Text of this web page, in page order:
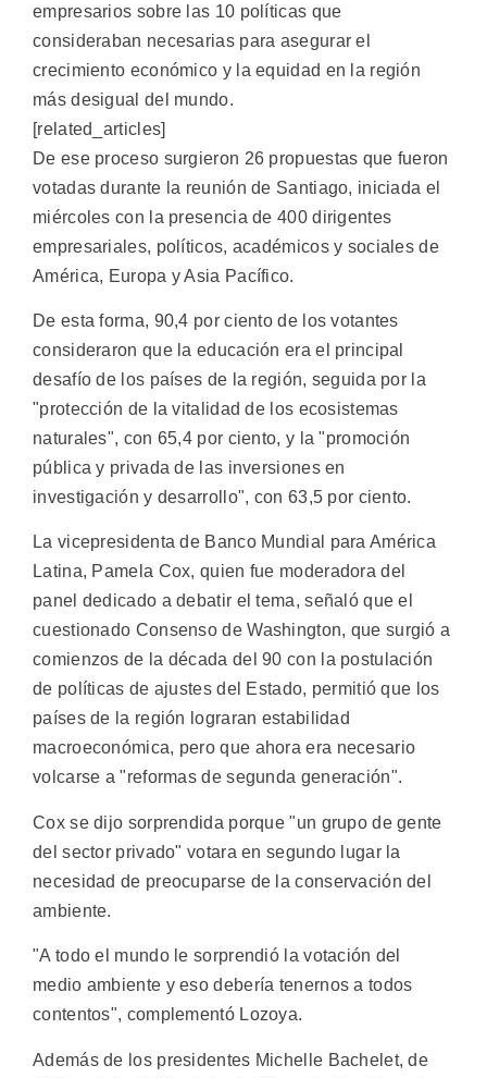
empresarios sobre las 10 políticas que
consideraban necesarias para asegurar el
crecimiento económico y la equidad en la región
más desigual del mundo.
[related_articles]
De ese proceso surgieron 26 propuestas que fueron
votadas durante la reunión de Santiago, iniciada el
miércoles con la presencia de 400 dirigentes
empresariales, políticos, académicos y sociales de
América, Europa y Asia Pacífico.
De esta forma, 90,4 por ciento de los votantes
consideraron que la educación era el principal
desafío de los países de la región, seguida por la
"protección de la vitalidad de los ecosistemas
naturales", con 65,4 por ciento, y la "promoción
pública y privada de las inversiones en
investigación y desarrollo", con 63,5 por ciento.
La vicepresidenta de Banco Mundial para América
Latina, Pamela Cox, quien fue moderadora del
panel dedicado a debatir el tema, señaló que el
cuestionado Consenso de Washington, que surgió a
comienzos de la década del 90 con la postulación
de políticas de ajustes del Estado, permitió que los
países de la región lograran estabilidad
macroeconómica, pero que ahora era necesario
volcarse a "reformas de segunda generación".
Cox se dijo sorprendida porque "un grupo de gente
del sector privado" votara en segundo lugar la
necesidad de preocuparse de la conservación del
ambiente.
"A todo el mundo le sorprendió la votación del
medio ambiente y eso debería tenernos a todos
contentos", complementó Lozoya.
Además de los presidentes Michelle Bachelet, de